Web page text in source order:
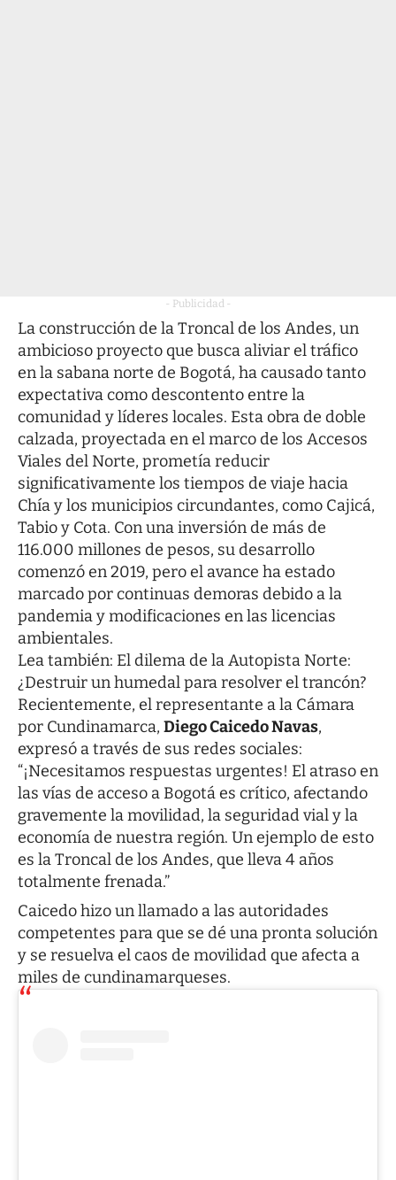
- Publicidad -
La construcción de la Troncal de los Andes, un
ambicioso proyecto que busca aliviar el tráfico
en la sabana norte de Bogotá, ha causado tanto
expectativa como descontento entre la
comunidad y líderes locales. Esta obra de doble
calzada, proyectada en el marco de los Accesos
Viales del Norte, prometía reducir
significativamente los tiempos de viaje hacia
Chía y los municipios circundantes, como Cajicá,
Tabio y Cota. Con una inversión de más de
116.000 millones de pesos, su desarrollo
comenzó en 2019, pero el avance ha estado
marcado por continuas demoras debido a la
pandemia y modificaciones en las licencias
ambientales.
Lea también: El dilema de la Autopista Norte:
¿Destruir un humedal para resolver el trancón?
Recientemente, el representante a la Cámara
por Cundinamarca, Diego Caicedo Navas,
expresó a través de sus redes sociales:
“¡Necesitamos respuestas urgentes! El atraso en
las vías de acceso a Bogotá es crítico, afectando
gravemente la movilidad, la seguridad vial y la
economía de nuestra región. Un ejemplo de esto
es la Troncal de los Andes, que lleva 4 años
totalmente frenada.”
Caicedo hizo un llamado a las autoridades
competentes para que se dé una pronta solución
y se resuelva el caos de movilidad que afecta a
miles de cundinamarqueses.